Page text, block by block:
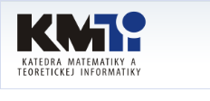
Skočiť
hlavný
obsah